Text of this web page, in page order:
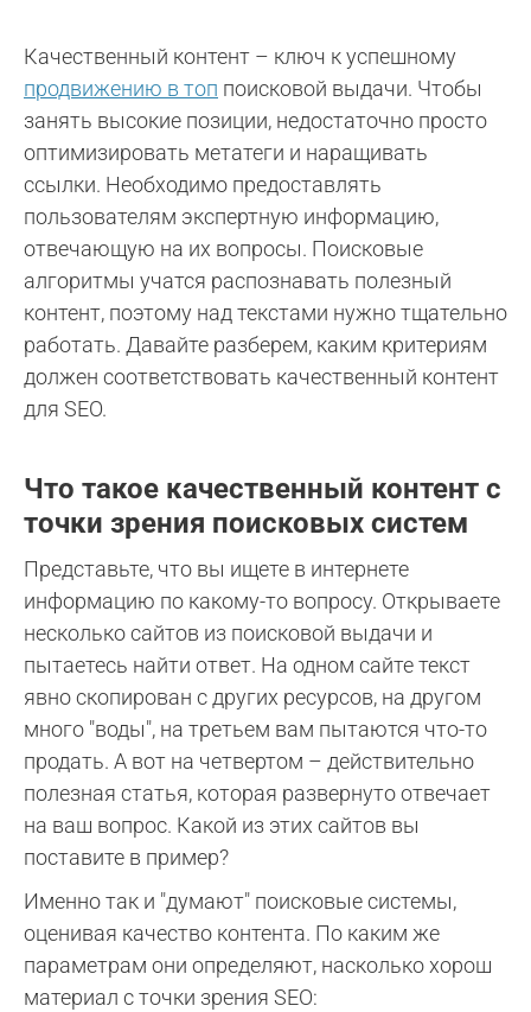
Качественный контент – ключ к успешному
продвижению в топ поисковой выдачи. Чтобы
занять высокие позиции, недостаточно просто
оптимизировать метатеги и наращивать
ссылки. Необходимо предоставлять
пользователям экспертную информацию,
отвечающую на их вопросы. Поисковые
алгоритмы учатся распознавать полезный
контент, поэтому над текстами нужно тщательно
работать. Давайте разберем, каким критериям
должен соответствовать качественный контент
для SEO.
Что такое качественный контент с
точки зрения поисковых систем
Представьте, что вы ищете в интернете
информацию по какому-то вопросу. Открываете
несколько сайтов из поисковой выдачи и
пытаетесь найти ответ. На одном сайте текст
явно скопирован с других ресурсов, на другом
много "воды", на третьем вам пытаются что-то
продать. А вот на четвертом – действительно
полезная статья, которая развернуто отвечает
на ваш вопрос. Какой из этих сайтов вы
поставите в пример?
Именно так и "думают" поисковые системы,
оценивая качество контента. По каким же
параметрам они определяют, насколько хорош
материал с точки зрения SEO: